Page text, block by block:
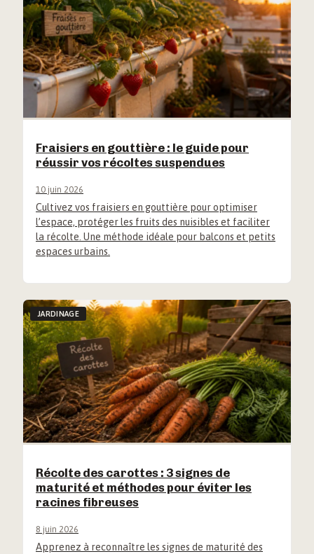
Fraisiers en gouttière : le guide pour
réussir vos récoltes suspendues
10 juin 2026
Cultivez vos fraisiers en gouttière pour optimiser
l’espace, protéger les fruits des nuisibles et faciliter
la récolte. Une méthode idéale pour balcons et petits
espaces urbains.
JARDINAGE
Récolte des carottes : 3 signes de
maturité et méthodes pour éviter les
racines fibreuses
8 juin 2026
Apprenez à reconnaître les signes de maturité des